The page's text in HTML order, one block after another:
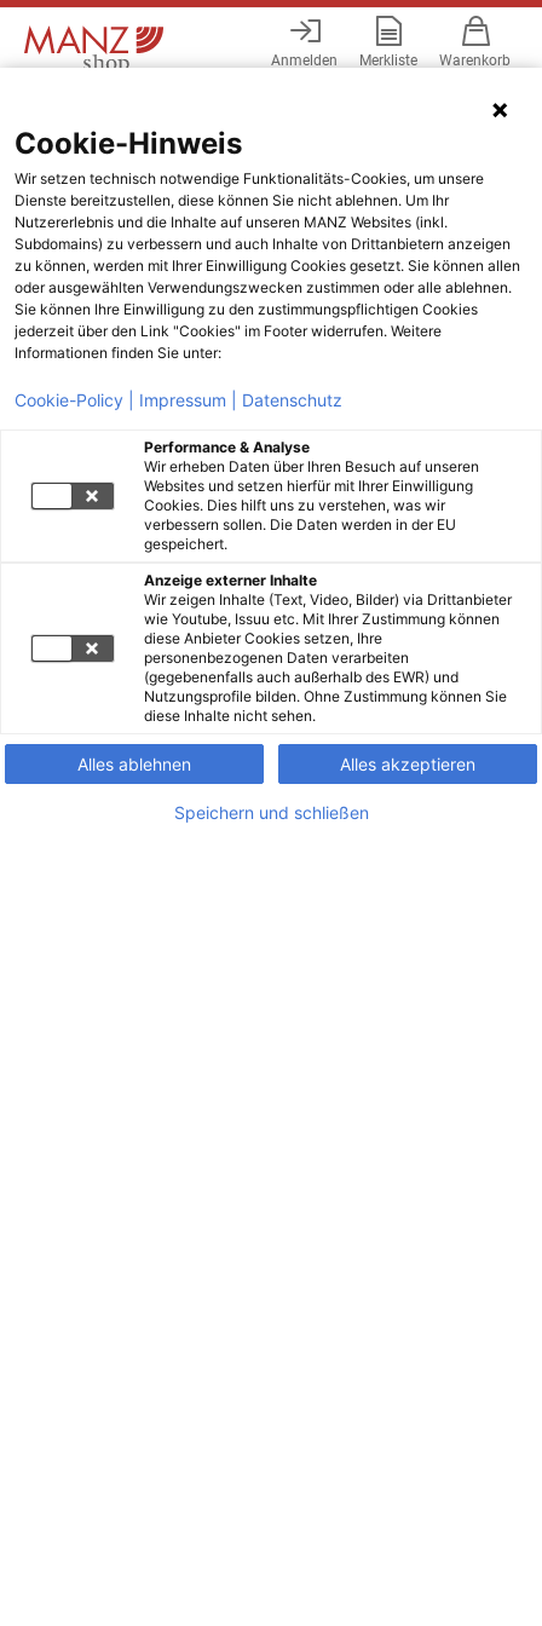
Anmelden Merkliste Warenkorb
Cookie-Hinweis
Wir setzen technisch notwendige Funktionalitäts-Cookies, um unsere
Dienste bereitzustellen, diese können Sie nicht ablehnen. Um Ihr
Nutzererlebnis und die Inhalte auf unseren MANZ Websites (inkl.
Subdomains) zu verbessern und auch Inhalte von Drittanbietern anzeigen
zu können, werden mit Ihrer Einwilligung Cookies gesetzt. Sie können allen
oder ausgewählten Verwendungszwecken zustimmen oder alle ablehnen.
Sie können Ihre Einwilligung zu den zustimmungspflichtigen Cookies
jederzeit über den Link "Cookies" im Footer widerrufen. Weitere
Informationen finden Sie unter:
Cookie-Policy | Impressum | Datenschutz
Performance & Analyse
Wir erheben Daten über Ihren Besuch auf unseren
Websites und setzen hierfür mit Ihrer Einwilligung
Cookies. Dies hilft uns zu verstehen, was wir
verbessern sollen. Die Daten werden in der EU
gespeichert.
Anzeige externer Inhalte
Wir zeigen Inhalte (Text, Video, Bilder) via Drittanbieter
wie Youtube, Issuu etc. Mit Ihrer Zustimmung können
diese Anbieter Cookies setzen, Ihre
personenbezogenen Daten verarbeiten
(gegebenenfalls auch außerhalb des EWR) und
Nutzungsprofile bilden. Ohne Zustimmung können Sie
diese Inhalte nicht sehen.
Alles ablehnen Alles akzeptieren
Speichern und schließen